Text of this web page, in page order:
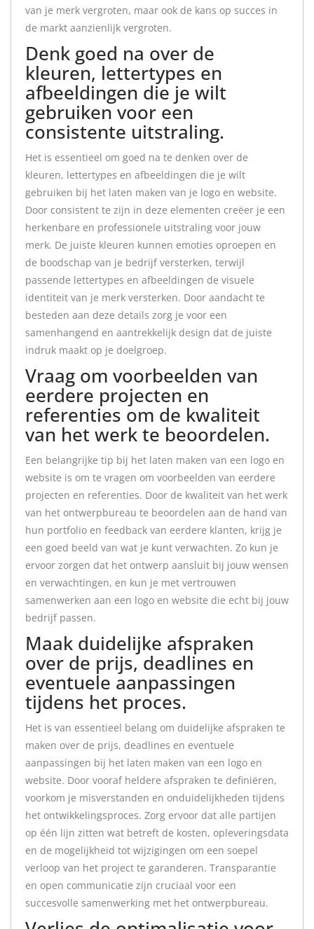
van je merk vergroten, maar ook de kans op succes in
de markt aanzienlijk vergroten.
Denk goed na over de
kleuren, lettertypes en
afbeeldingen die je wilt
gebruiken voor een
consistente uitstraling.
Het is essentieel om goed na te denken over de
kleuren, lettertypes en afbeeldingen die je wilt
gebruiken bij het laten maken van je logo en website.
Door consistent te zijn in deze elementen creëer je een
herkenbare en professionele uitstraling voor jouw
merk. De juiste kleuren kunnen emoties oproepen en
de boodschap van je bedrijf versterken, terwijl
passende lettertypes en afbeeldingen de visuele
identiteit van je merk versterken. Door aandacht te
besteden aan deze details zorg je voor een
samenhangend en aantrekkelijk design dat de juiste
indruk maakt op je doelgroep.
Vraag om voorbeelden van
eerdere projecten en
referenties om de kwaliteit
van het werk te beoordelen.
Een belangrijke tip bij het laten maken van een logo en
website is om te vragen om voorbeelden van eerdere
projecten en referenties. Door de kwaliteit van het werk
van het ontwerpbureau te beoordelen aan de hand van
hun portfolio en feedback van eerdere klanten, krijg je
een goed beeld van wat je kunt verwachten. Zo kun je
ervoor zorgen dat het ontwerp aansluit bij jouw wensen
en verwachtingen, en kun je met vertrouwen
samenwerken aan een logo en website die echt bij jouw
bedrijf passen.
Maak duidelijke afspraken
over de prijs, deadlines en
eventuele aanpassingen
tijdens het proces.
Het is van essentieel belang om duidelijke afspraken te
maken over de prijs, deadlines en eventuele
aanpassingen bij het laten maken van een logo en
website. Door vooraf heldere afspraken te definiëren,
voorkom je misverstanden en onduidelijkheden tijdens
het ontwikkelingsproces. Zorg ervoor dat alle partijen
op één lijn zitten wat betreft de kosten, opleveringsdata
en de mogelijkheid tot wijzigingen om een soepel
verloop van het project te garanderen. Transparantie
en open communicatie zijn cruciaal voor een
succesvolle samenwerking met het ontwerpbureau.